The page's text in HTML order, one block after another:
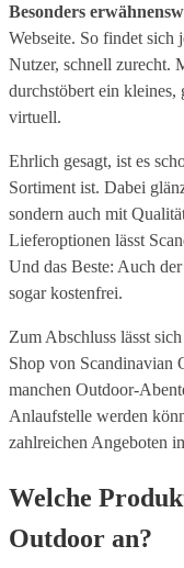
Besonders
Webseite. So findet sich
Nutzer, schnell zurecht.
durchstöbert ein kleines,
virtuell.
Ehrlich gesagt, ist es
Sortiment ist. Dabei
sondern auch mit
Lieferoptionen lässt
Und das Beste: Auch
sogar kostenfrei.
Zum Abschluss lässt
Shop von Scandinavian
manchen Outdoor-
Anlaufstelle werden
zahlreichen Angeboten
Welche
Outdoor an?